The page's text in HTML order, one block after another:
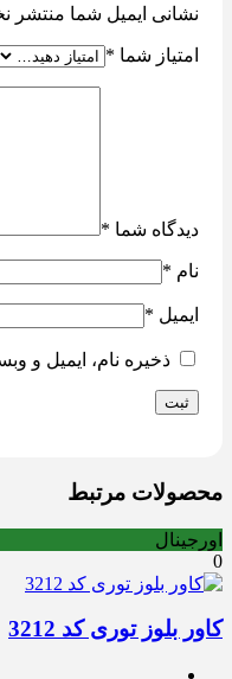
نشانی ایمیل شما منتشر
امتیاز شما *
دیدگاه شما *
نام *
ایمیل *
ذخیره نام، ایمیل و
محصولات مرتبط
اورجینال
0
کاور بلوز توری کد 3212